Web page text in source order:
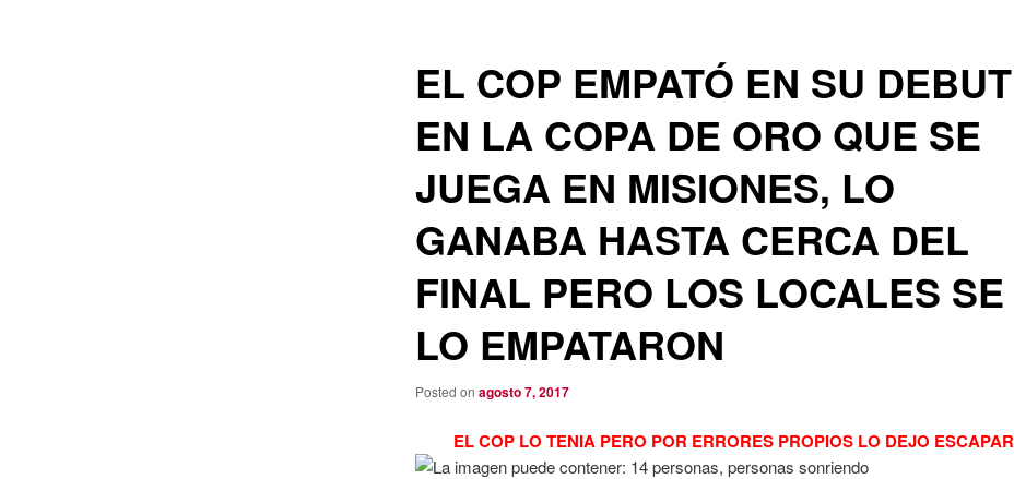
EL COP EMPATÓ EN SU DEBUT
EN LA COPA DE ORO QUE SE
JUEGA EN MISIONES, LO
GANABA HASTA CERCA DEL
FINAL PERO LOS LOCALES SE
LO EMPATARON
Posted on agosto 7, 2017
EL COP LO TENIA PERO POR ERRORES PROPIOS LO DEJO ESCAPAR